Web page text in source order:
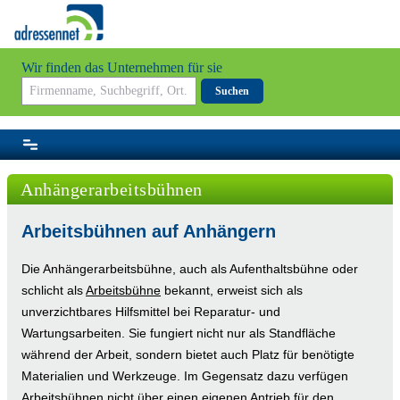
Wir finden das Unternehmen für sie
Suchen
Anhängerarbeitsbühnen
Arbeitsbühnen auf Anhängern
Die Anhängerarbeitsbühne, auch als Aufenthaltsbühne oder
schlicht alsArbeitsbühne bekannt, erweist sich als
unverzichtbares Hilfsmittel bei Reparatur- und
Wartungsarbeiten. Sie fungiert nicht nur als Standfläche
während der Arbeit, sondern bietet auch Platz für benötigte
Materialien und Werkzeuge. Im Gegensatz dazu verfügen